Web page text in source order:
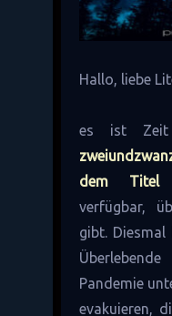
Hallo, liebe
es ist Zeit
dem Titel
verfügbar,
gibt.
Pandemie
evakuieren,